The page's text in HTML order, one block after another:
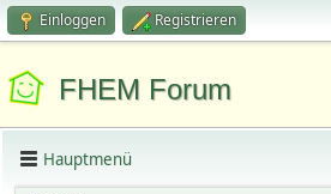
Einloggen Registrieren
FHEM Forum
Hauptmenü